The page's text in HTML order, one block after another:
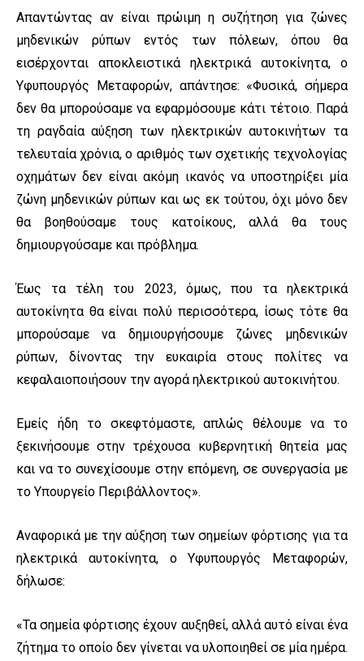
Απαντώντας αν είναι πρώιμη η συζήτηση για ζώνες
μηδενικών ρύπων εντός των πόλεων, όπου θα
εισέρχονται αποκλειστικά ηλεκτρικά αυτοκίνητα, ο
Υφυπουργός Μεταφορών, απάντησε: «Φυσικά, σήμερα
δεν θα μπορούσαμε να εφαρμόσουμε κάτι τέτοιο. Παρά
τη ραγδαία αύξηση των ηλεκτρικών αυτοκινήτων τα
τελευταία χρόνια, ο αριθμός των σχετικής τεχνολογίας
οχημάτων δεν είναι ακόμη ικανός να υποστηρίξει μία
ζώνη μηδενικών ρύπων και ως εκ τούτου, όχι μόνο δεν
θα βοηθούσαμε τους κατοίκους, αλλά θα τους
δημιουργούσαμε και πρόβλημα.
Έως τα τέλη του 2023, όμως, που τα ηλεκτρικά
αυτοκίνητα θα είναι πολύ περισσότερα, ίσως τότε θα
μπορούσαμε να δημιουργήσουμε ζώνες μηδενικών
ρύπων, δίνοντας την ευκαιρία στους πολίτες να
κεφαλαιοποιήσουν την αγορά ηλεκτρικού αυτοκινήτου.
Εμείς ήδη το σκεφτόμαστε, απλώς θέλουμε να το
ξεκινήσουμε στην τρέχουσα κυβερνητική θητεία μας
και να το συνεχίσουμε στην επόμενη, σε συνεργασία με
το Υπουργείο Περιβάλλοντος».
Αναφορικά με την αύξηση των σημείων φόρτισης για τα
ηλεκτρικά αυτοκίνητα, ο Υφυπουργός Μεταφορών,
δήλωσε:
«Τα σημεία φόρτισης έχουν αυξηθεί, αλλά αυτό είναι ένα
ζήτημα το οποίο δεν γίνεται να υλοποιηθεί σε μία ημέρα.